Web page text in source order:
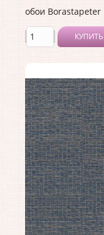
обои
КУПИТЬ
Производитель:
Коллекция:
Eastern
Длина рулона:10.05
Ширина рулона:0.53
Материал
Страна:Швеция
Материал основы:
Раппорт:<>